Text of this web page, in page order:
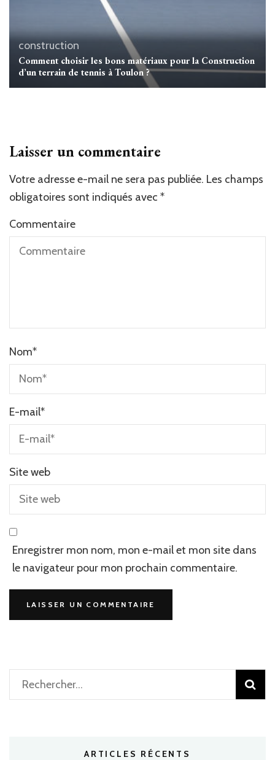
construction
Comment choisir les bons matériaux pour la Construction
d’un terrain de tennis à Toulon ?
Laisser un commentaire
Votre adresse e-mail ne sera pas publiée. Les champs
obligatoires sont indiqués avec *
Commentaire
Nom*
E-mail*
Site web
Enregistrer mon nom, mon e-mail et mon site dans
le navigateur pour mon prochain commentaire.
Alternative:
Rechercher :
ARTICLES RÉCENTS